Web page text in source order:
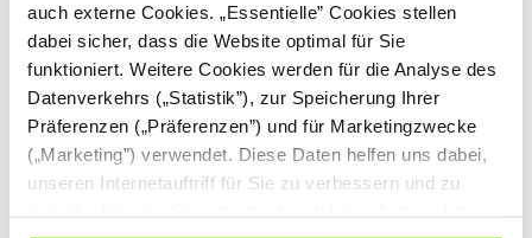
auch externe Cookies. „Essentielle” Cookies stellen
dabei sicher, dass die Website optimal für Sie
funktioniert. Weitere Cookies werden für die Analyse des
Datenverkehrs („Statistik”), zur Speicherung Ihrer
Präferenzen („Präferenzen”) und für Marketingzwecke
(„Marketing”) verwendet. Diese Daten helfen uns dabei,
unseren Internetauftriff für Sie zu verbessern und zu
Bastelfedern, bunt,
225 g
Produktnummer:610074
14,90 €
Bastelfedern, bunt,
140 g
Produktnummer:610075
13,90 €